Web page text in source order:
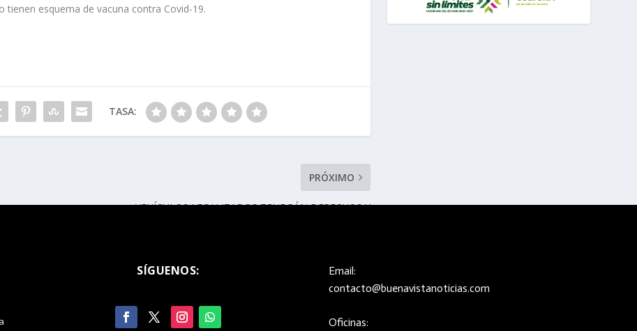
tienen esquema de vacuna contra Covid-19.
TASA:
PRÓXIMO
VEHÍCULOS LEGALIZADOS TENDRÁN DERECHOS Y
SÍGUENOS:
Email:
contacto@buenavistanoticias.com
Oficinas: